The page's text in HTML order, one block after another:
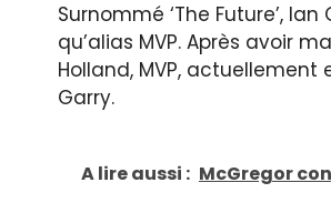
Surnommé ‘The Future’,
qu’alias MVP. Après avoir
Holland, MVP,
Garry.
A lire aussi : McGregor